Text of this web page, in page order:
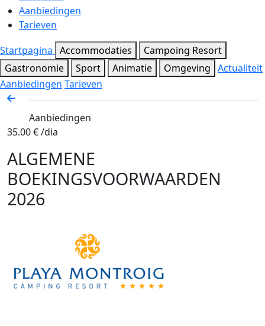
Aanbiedingen
Tarieven
Startpagina Accommodaties
Campoing Resort
Gastronomie
Sport Animatie Omgeving Actualiteit
Aanbiedingen Tarieven
Aanbiedingen
35.00 €/dia
ALGEMENE
BOEKINGSVOORWAARDEN
2026